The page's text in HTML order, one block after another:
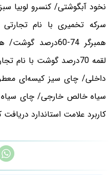
لقمه 70درصد گوشت با
داخلی/ چای سیز کیسه‌ای
سیاه خالص خارجی/ چای سیاه
کاربرد علامت استاندارد دریافت